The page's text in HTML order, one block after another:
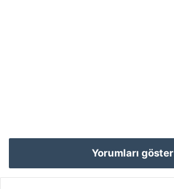
Yorumları göster